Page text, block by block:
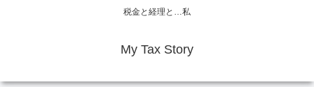
税金と経理と…私
My Tax Story